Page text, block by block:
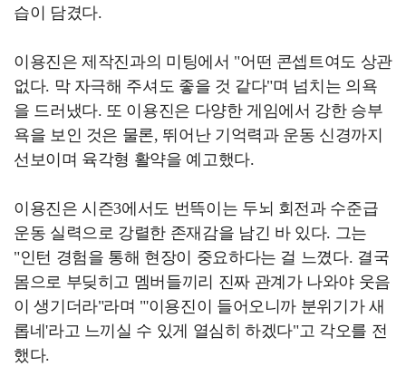
습이 담겼다.
이용진은 제작진과의 미팅에서 "어떤 콘셉트여도 상관
없다. 막 자극해 주셔도 좋을 것 같다"며 넘치는 의욕
을 드러냈다. 또 이용진은 다양한 게임에서 강한 승부
욕을 보인 것은 물론, 뛰어난 기억력과 운동 신경까지
선보이며 육각형 활약을 예고했다.
이용진은 시즌3에서도 번뜩이는 두뇌 회전과 수준급
운동 실력으로 강렬한 존재감을 남긴 바 있다. 그는
"인턴 경험을 통해 현장이 중요하다는 걸 느꼈다. 결국
몸으로 부딪히고 멤버들끼리 진짜 관계가 나와야 웃음
이 생기더라"라며 "'이용진이 들어오니까 분위기가 새
롭네'라고 느끼실 수 있게 열심히 하겠다"고 각오를 전
했다.